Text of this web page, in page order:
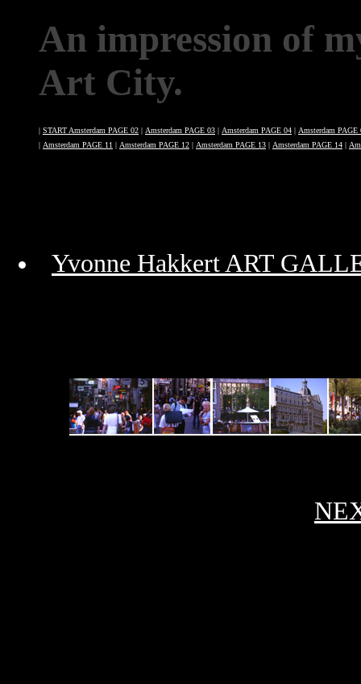
An impression of
Art City.
| START Amsterdam PAGE 02 | Amsterdam PAGE 03 | Amsterdam PAGE 04 | Amsterdam PAGE
| Amsterdam PAGE 11 | Amsterdam PAGE 12 | Amsterdam PAGE 13 | Amsterdam PAGE 14 |
Yvonne Hakkert ART